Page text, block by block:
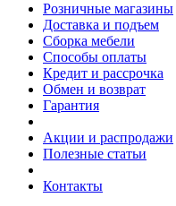
Розничные магазины
Доставка и подъем
Сборка мебели
Способы оплаты
Кредит и рассрочка
Обмен и возврат
Гарантия
Акции и распродажи
Полезные статьи
Контакты